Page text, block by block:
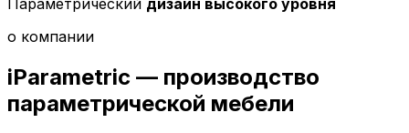
о компании
iParametric — производство
параметрической мебели